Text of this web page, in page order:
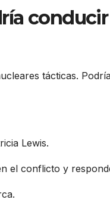
tácticas.
Lewis.
el conflicto y